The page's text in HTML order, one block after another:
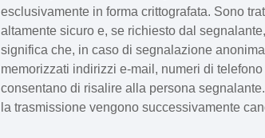
esclusivamente in forma crittografata. Sono
altamente sicuro e, se richiesto dal
significa che, in caso di segnalazione
memorizzati indirizzi e-mail, numeri di
consentano di risalire alla persona
la trasmissione vengono successivamente